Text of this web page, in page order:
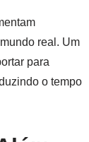
real. Um
para
o tempo